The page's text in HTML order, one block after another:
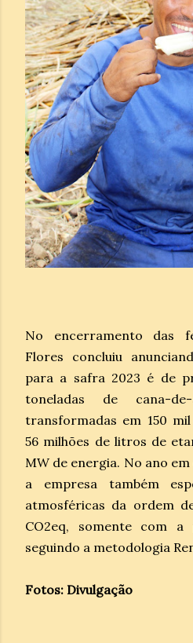
No encerramento das
Flores concluiu
para a safra 2023 é de
toneladas de cana-
transformadas em 150
56 milhões de litros de
MW de energia. No ano
a empresa também
atmosféricas da ordem
CO2eq, somente com a
seguindo a metodologia
Fotos: Divulgação